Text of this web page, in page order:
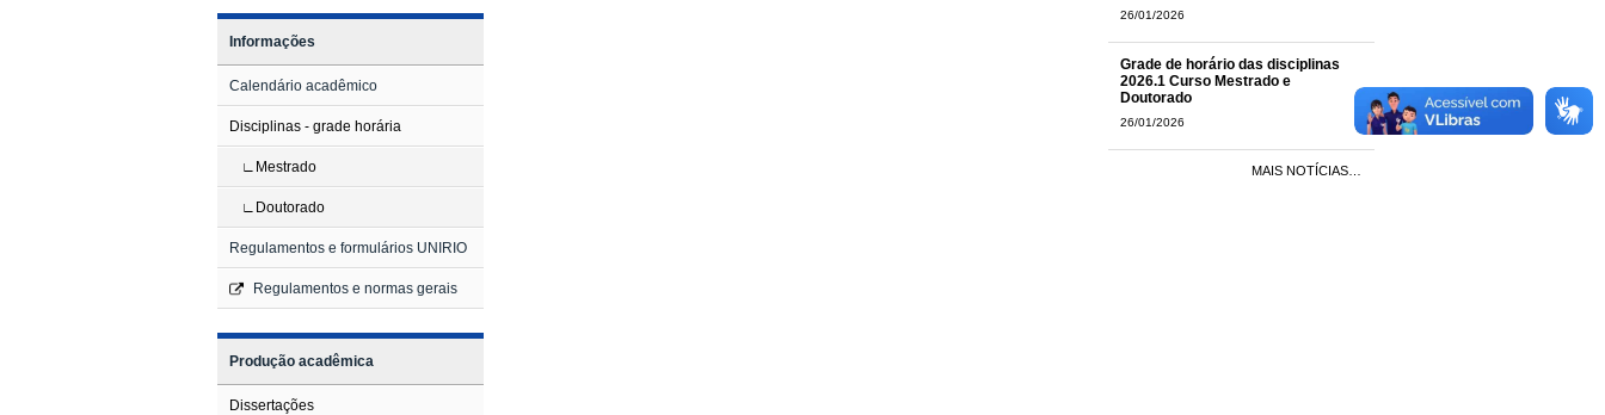
Informações
Calendário acadêmico
Disciplinas - grade horária
Mestrado
Doutorado
Regulamentos e formulários UNIRIO
Regulamentos e normas gerais
Produção acadêmica
Dissertações
26/01/2026
Grade de horário das disciplinas
2026.1 Curso Mestrado e
Doutorado
26/01/2026
MAIS NOTÍCIAS…